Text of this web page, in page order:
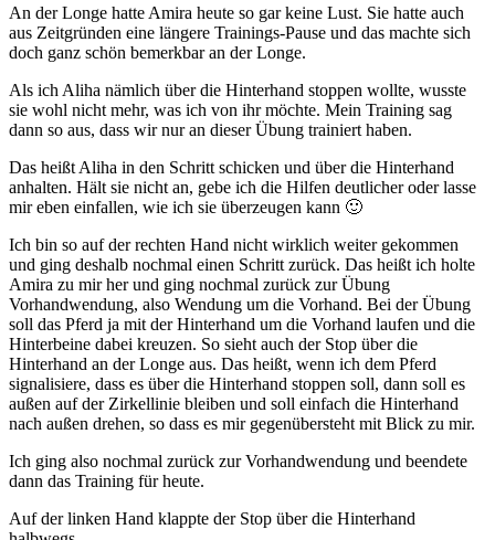
An der Longe hatte Amira heute so gar keine Lust. Sie hatte auch
aus Zeitgründen eine längere Trainings-Pause und das machte sich
doch ganz schön bemerkbar an der Longe.
Als ich Aliha nämlich über die Hinterhand stoppen wollte, wusste
sie wohl nicht mehr, was ich von ihr möchte. Mein Training sag
dann so aus, dass wir nur an dieser Übung trainiert haben.
Das heißt Aliha in den Schritt schicken und über die Hinterhand
anhalten. Hält sie nicht an, gebe ich die Hilfen deutlicher oder lasse
mir eben einfallen, wie ich sie überzeugen kann 🙂
Ich bin so auf der rechten Hand nicht wirklich weiter gekommen
und ging deshalb nochmal einen Schritt zurück. Das heißt ich holte
Amira zu mir her und ging nochmal zurück zur Übung
Vorhandwendung, also Wendung um die Vorhand. Bei der Übung
soll das Pferd ja mit der Hinterhand um die Vorhand laufen und die
Hinterbeine dabei kreuzen. So sieht auch der Stop über die
Hinterhand an der Longe aus. Das heißt, wenn ich dem Pferd
signalisiere, dass es über die Hinterhand stoppen soll, dann soll es
außen auf der Zirkellinie bleiben und soll einfach die Hinterhand
nach außen drehen, so dass es mir gegenübersteht mit Blick zu mir.
Ich ging also nochmal zurück zur Vorhandwendung und beendete
dann das Training für heute.
Auf der linken Hand klappte der Stop über die Hinterhand